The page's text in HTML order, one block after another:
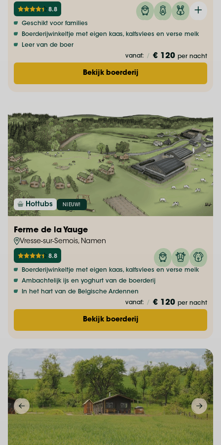
8.8
Geschikt voor families
Boerderijwinkeltje met eigen kaas, kalfsvlees en verse melk
Leer van de boer
vanaf: / € 120 per nacht
Bekijk boerderij
Hottubs NIEUW!
Ferme de la Yauge
Vresse-sur-Semois, Namen
8.8
Boerderijwinkeltje met eigen kaas, kalfsvlees en verse melk
Ambachtelijk ijs en yoghurt van de boerderij
In het hart van de Belgische Ardennen
vanaf: / € 120 per nacht
Bekijk boerderij